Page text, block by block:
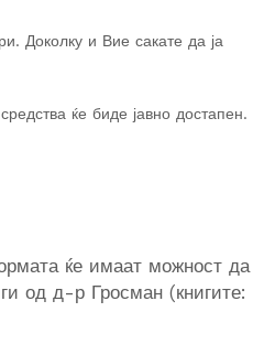
Доколку и Вие сакате да ја
ќе биде јавно достапен.
ќе имаат можност да
од д-р Гросман (книгите: